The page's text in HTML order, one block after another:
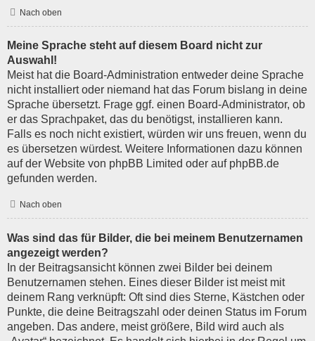
Nach oben
Meine Sprache steht auf diesem Board nicht zur
Auswahl!
Meist hat die Board-Administration entweder deine Sprache
nicht installiert oder niemand hat das Forum bislang in deine
Sprache übersetzt. Frage ggf. einen Board-Administrator, ob
er das Sprachpaket, das du benötigst, installieren kann.
Falls es noch nicht existiert, würden wir uns freuen, wenn du
es übersetzen würdest. Weitere Informationen dazu können
auf der Website von phpBB Limited oder auf phpBB.de
gefunden werden.
Nach oben
Was sind das für Bilder, die bei meinem Benutzernamen
angezeigt werden?
In der Beitragsansicht können zwei Bilder bei deinem
Benutzernamen stehen. Eines dieser Bilder ist meist mit
deinem Rang verknüpft: Oft sind dies Sterne, Kästchen oder
Punkte, die deine Beitragszahl oder deinen Status im Forum
angeben. Das andere, meist größere, Bild wird auch als